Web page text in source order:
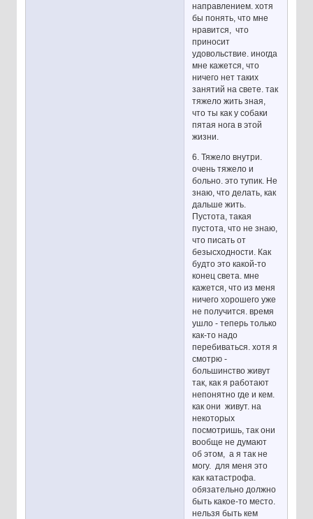
направлением. хотя
бы понять, что мне
нравится, что
приносит
удовольствие. иногда
мне кажется, что
ничего нет таких
занятий на свете. так
тяжело жить зная,
что ты как у собаки
пятая нога в этой
жизни.
6. Тяжело внутри.
очень тяжело и
больно. это тупик. Не
знаю, что делать, как
дальше жить.
Пустота, такая
пустота, что не знаю,
что писать от
безысходности. Как
будто это какой-то
конец света. мне
кажется, что из меня
ничего хорошего уже
не получится. время
ушло - теперь только
как-то надо
перебиваться. хотя я
смотрю -
большинство живут
так, как я работают
непонятно где и кем.
как они живут. на
некоторых
посмотришь, так они
вообще не думают
об этом, а я так не
могу. для меня это
как катастрофа.
обязательно должно
быть какое-то место.
нельзя быть кем